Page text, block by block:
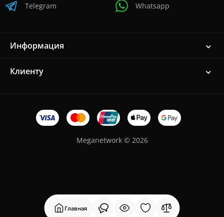
Главная
Telegram Whatsapp
Информация
Клиенту
Meganetwork © 2026